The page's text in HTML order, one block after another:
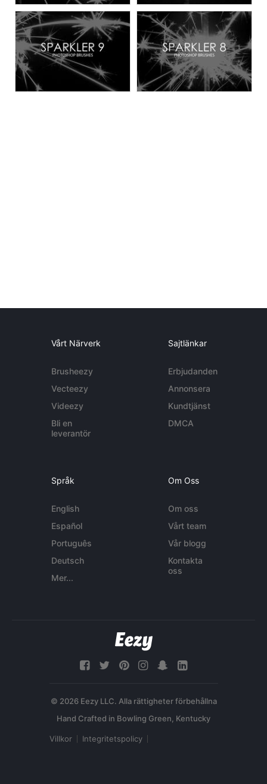
Vårt Närverk
Brusheezy
Vecteezy
Videezy
Bli en
leverantör
Sajtlänkar
Erbjudanden
Annonsera
Kundtjänst
DMCA
Språk
English
Español
Português
Deutsch
Mer...
Om Oss
Om oss
Vårt team
Vår blogg
Kontakta
oss
© 2026 Eezy LLC. Alla rättigheter förbehållna
Villkor Integritetspolicy